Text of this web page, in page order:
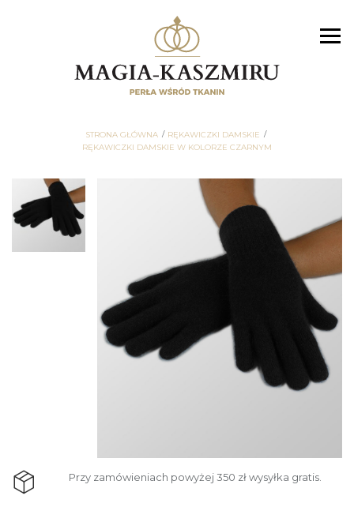
STRONA GŁÓWNA
RĘKAWICZKI DAMSKIE
RĘKAWICZKI DAMSKIE W KOLORZE CZARNYM
Przy zamówieniach powyżej 350 zł wysyłka gratis.